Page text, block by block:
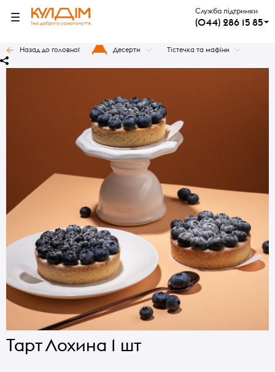
Служба підтримки
(044) 286 15 85
Назад до головної Десерти Тістечка та мафіни
Тарт Лохина 1 шт